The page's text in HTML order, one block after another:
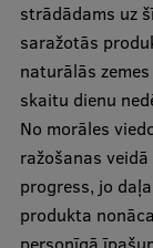
strādādams uz
saražotās
naturālās
skaitu dienu
No morāles
ražošanas
progress, jo
produkta